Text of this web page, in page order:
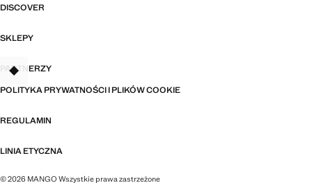
DISCOVER
SKLEPY
PARTNERZY
POLITYKA PRYWATNOŚCI I PLIKÓW COOKIE
REGULAMIN
LINIA ETYCZNA
© 2026 MANGO Wszystkie prawa zastrzeżone